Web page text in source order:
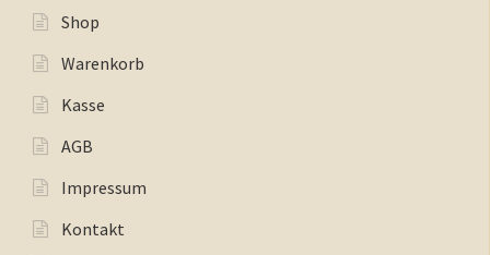
Shop
Warenkorb
Kasse
AGB
Impressum
Kontakt